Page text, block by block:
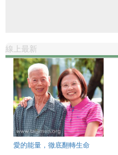
線上最新
愛的能量，徹底翻轉生命